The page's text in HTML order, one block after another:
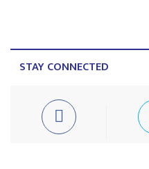
STAY CONNECTED